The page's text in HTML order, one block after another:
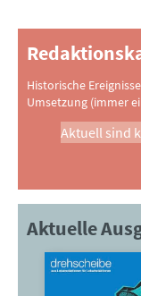
Historische
Umsetzung (immer
Aktuell sind
Aktuelle